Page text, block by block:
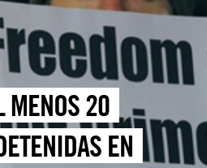
MENOS 20
EN